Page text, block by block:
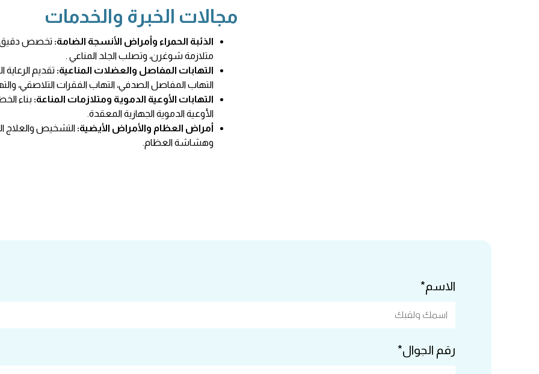
مجالات الخبرة والخدمات
الذئبة الحمراء وأمراض الأنسجة الضامة: تخصص دقيق
متلازمة شوغرن، وتصلب الجلد المناعي .
التهابات المفاصل والعضلات المناعية: تقديم الرعاية
التهاب المفاصل الصدفي، التهاب الفقرات التلاصقي،
التهابات الأوعية الدموية ومتلازمات المناعة: بناء
الأوعية الدموية الجهازية المعقدة.
أمراض العظام والأمراض الأيضية: التشخيص والعلاج
وهشاشة العظام.
الاسم*
رقم الجوال*